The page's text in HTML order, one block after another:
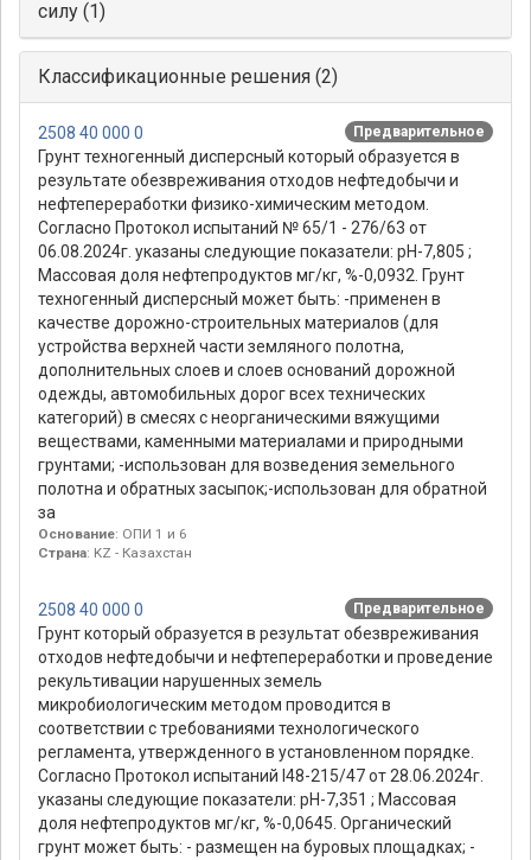
силу (1)
Классификационные решения (2)
Предварительное
2508 40 000 0
Грунт техногенный дисперсный который образуется в
результате обезвреживания отходов нефтедобычи и
нефтепереработки физико-химическим методом.
Согласно Протокол испытаний № 65/1 - 276/63 от
06.08.2024г. указаны следующие показатели: рH-7,805 ;
Массовая доля нефтепродуктов мг/кг, %-0,0932. Грунт
техногенный дисперсный может быть: -применен в
качестве дорожно-строительных материалов (для
устройства верхней части земляного полотна,
дополнительных слоев и слоев оснований дорожной
одежды, автомобильных дорог всех технических
категорий) в смесях с неорганическими вяжущими
веществами, каменными материалами и природными
грунтами; -использован для возведения земельного
полотна и обратных засыпок;-использован для обратной
за
Основание: ОПИ 1 и 6
Страна: KZ - Казахстан
Предварительное
2508 40 000 0
Грунт который образуется в результат обезвреживания
отходов нефтедобычи и нефтепереработки и проведение
рекультивации нарушенных земель
микробиологическим методом проводится в
соответствии с требованиями технологического
регламента, утвержденного в установленном порядке.
Согласно Протокол испытаний І48-215/47 от 28.06.2024г.
указаны следующие показатели: рH-7,351 ; Массовая
доля нефтепродуктов мг/кг, %-0,0645. Органический
грунт может быть: - размещен на буровых площадках; -